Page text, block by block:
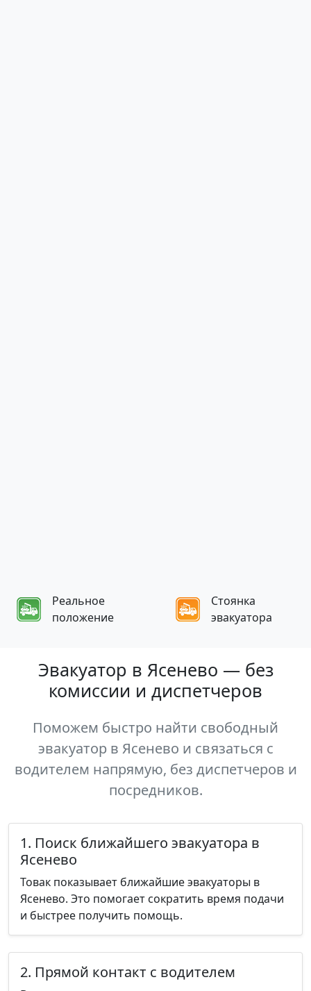
Реальное
положение
Стоянка
эвакуатора
Эвакуатор в Ясенево — без
комиссии и диспетчеров
Поможем быстро найти свободный
эвакуатор в Ясенево и связаться с
водителем напрямую, без диспетчеров и
посредников.
1. Поиск ближайшего эвакуатора в
Ясенево
Товак показывает ближайшие эвакуаторы в
Ясенево. Это помогает сократить время подачи
и быстрее получить помощь.
2. Прямой контакт с водителем